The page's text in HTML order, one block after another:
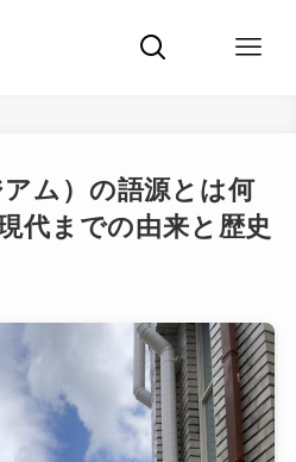
ム）の語源とは何
代までの由来と歴史